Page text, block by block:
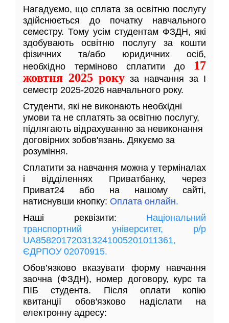
Нагадуємо, що сплата за освітню послугу
здійснюється до початку навчального
семестру. Тому усім студентам ФЗДН, які
здобувають освітню послугу за кошти
фізичних та/або юридичних осіб,
необхідно терміново сплатити до 17
жовтня 2025 року за навчання за I
семестр 2025-2026 навчального року.
Студенти, які не виконають необхідні
умови та не сплатять за освітню послугу,
підлягають відрахуванню за невиконання
договірних зобов'язань. Дякуємо за
розуміння.
Сплатити за навчання можна у терміналах
і відділеннях Приватбанку, через
Приват24 або на нашому сайті,
натиснувши кнопку: Оплата онлайн.
Наші реквізити: Національний
транспортний університет, р/р
UA858201720313241005201011361,
ЄДРПОУ 02070915.
Обов’язково вказувати форму навчання
заочна (ФЗДН), номер договору, курс та
ПІБ студента. Після оплати копію
квитанції обов'язково надіслати на
електронну адресу: